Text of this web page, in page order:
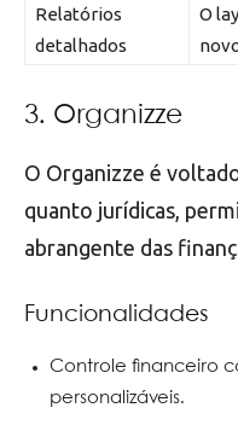
Relatórios
detalhados
O
3. Organizze
O Organizze é
quanto jurídicas,
abrangente das
Funcionalidades
Controle financeiro
personalizáveis.